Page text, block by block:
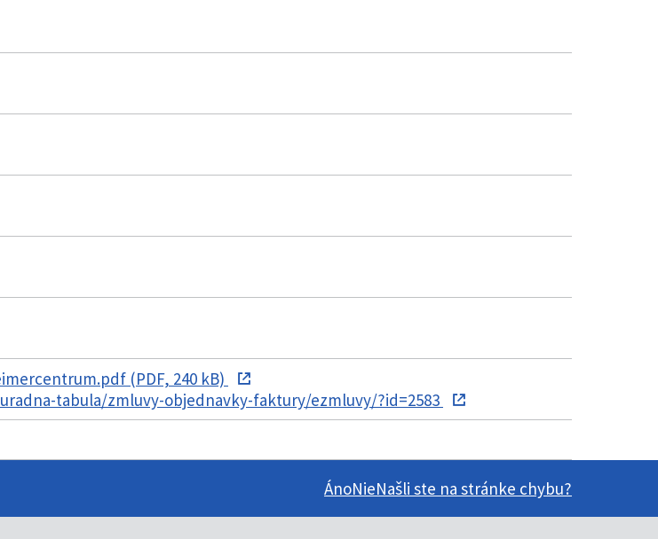
(PDF, 240 kB)
tabula/zmluvy-objednavky-faktury/ezmluvy/?id=2583
ÁnoNieNašli ste na stránke chybu?